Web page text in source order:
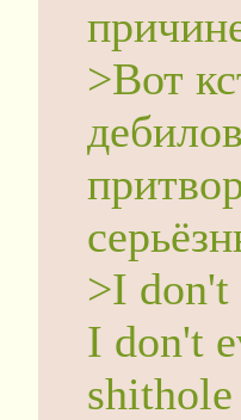
>Вот
>I don't
I don't